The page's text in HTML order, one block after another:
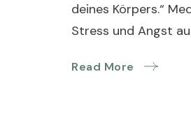
deines Körpers.“
Stress und Angst
Read More